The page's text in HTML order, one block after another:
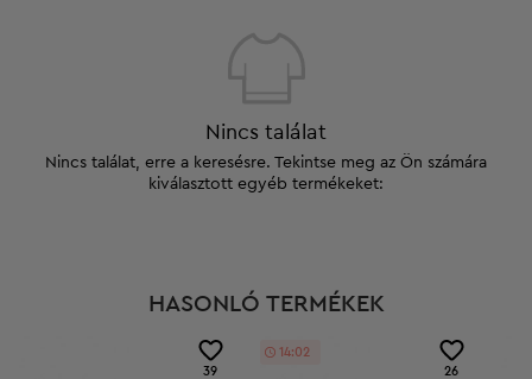
Nincs találat
Nincs találat, erre a keresésre. Tekintse meg az Ön számára
kiválasztott egyéb termékeket:
HASONLÓ TERMÉKEK
39 26
14:01